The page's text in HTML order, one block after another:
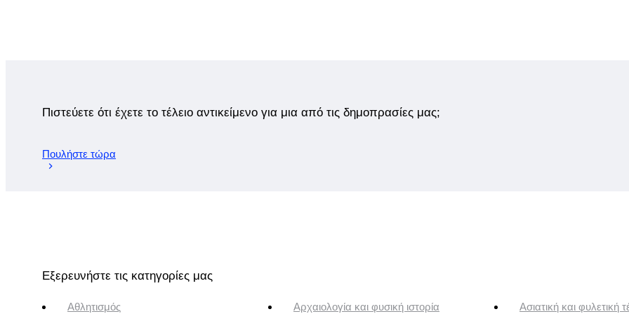
Πιστεύετε ότι έχετε το τέλειο αντικείμενο για μια από τις δημοπρασίες μας;
Πουλήστε τώρα
Εξερευνήστε τις κατηγορίες μας
Αθλητισμός Αρχαιολογία και φυσική ιστορία Ασιατική και φυλετική